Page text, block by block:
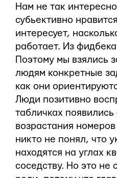
Нам не так
субьективно
интересует,
работает. Из
Поэтому мы взялись
людям конкретные
как они
Люди позитивно
табличках
возрастания
никто не понял, что
находятся на углах
соседству. Но это не